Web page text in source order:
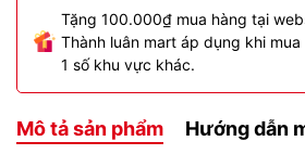
Tặng 100.000₫ mua hàng tại
Thành luân mart áp dụng khi mua
1 số khu vực khác.
Mô tả sản phẩm Hướng dẫn